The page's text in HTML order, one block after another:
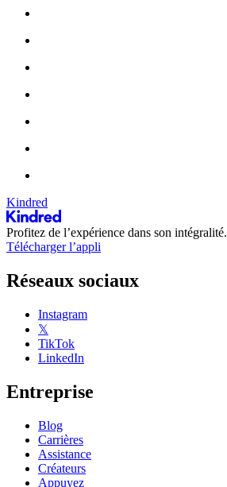
Kindred
Profitez de l’expérience dans son intégralité.
Télécharger l’appli
Réseaux sociaux
Instagram
𝕏
TikTok
LinkedIn
Entreprise
Blog
Carrières
Assistance
Créateurs
Appuyez